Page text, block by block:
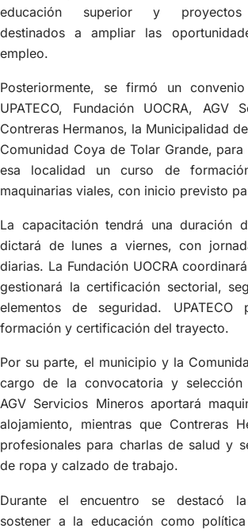
educación superior y proyectos
destinados a ampliar las
empleo.
Posteriormente, se firmó un
UPATECO, Fundación UOCRA, AGV
Contreras Hermanos, la Municipalidad
Comunidad Coya de Tolar Grande,
esa localidad un curso de
maquinarias viales, con inicio previsto
La capacitación tendrá una duración
dictará de lunes a viernes, con
diarias. La Fundación UOCRA
gestionará la certificación sectorial,
elementos de seguridad. UPATECO
formación y certificación del trayecto.
Por su parte, el municipio y la
cargo de la convocatoria y selección
AGV Servicios Mineros aportará
alojamiento, mientras que Contreras
profesionales para charlas de salud y
de ropa y calzado de trabajo.
Durante el encuentro se destacó
sostener a la educación como